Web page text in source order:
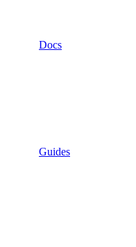
Docs
Guides